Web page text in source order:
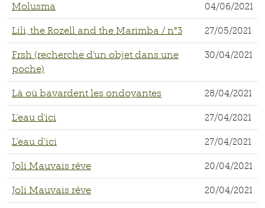
Molusma 04/06/2021
Lili, the Rozell and the Marimba / n°3 27/05/2021
Frsh (recherche d'un objet dans une
poche)
30/04/2021
Là où bavardent les ondoyantes 28/04/2021
L'eau d'ici 27/04/2021
L'eau d’ici 27/04/2021
Joli Mauvais rêve 20/04/2021
Joli Mauvais rêve 20/04/2021